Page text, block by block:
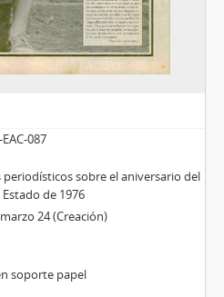
087
sobre el aniversario del
de 1976
24 (Creación)
soporte papel